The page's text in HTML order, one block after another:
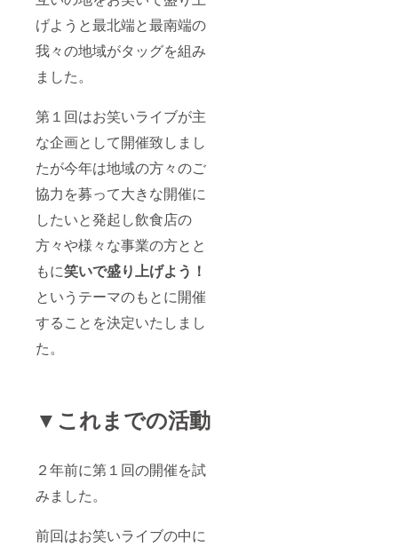
げようと最北端と最南端の
我々の地域がタッグを組み
ました。
第１回はお笑いライブが主
な企画として開催致しまし
たが今年は地域の方々のご
協力を募って大きな開催に
したいと発起し飲食店の
方々や様々な事業の方とと
もに笑いで盛り上げよう！
というテーマのもとに開催
することを決定いたしまし
た。
▼これまでの活動
２年前に第１回の開催を試
みました。
前回はお笑いライブの中に